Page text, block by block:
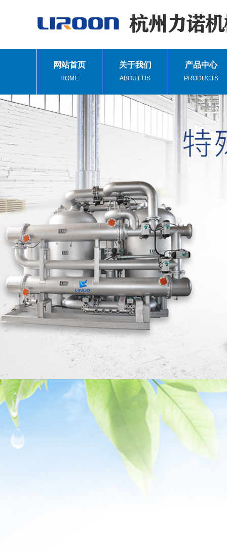
网站首页
HOME
关于我们
ABOUT US
产品中心
PRODUCTS